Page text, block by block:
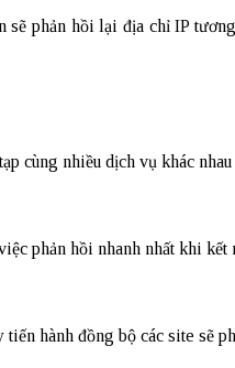
sẽ phản hồi lại địa chỉ IP
cùng nhiều dịch vụ khác
phản hồi nhanh nhất khi kết
hành đồng bộ các site sẽ